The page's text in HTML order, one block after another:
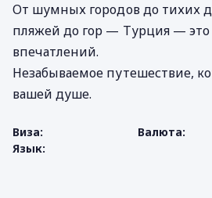
От шумных городов до тихих
пляжей до гор — Турция — это
впечатлений.
Незабываемое путешествие,
вашей душе.
Виза:
Валюта:
Язык: